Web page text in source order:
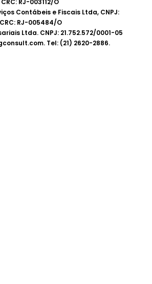
RJ-003112/O
Contábeis e Fiscais Ltda, CNPJ:
RJ-005484/O
Ltda. CNPJ: 21.752.572/0001-05
Tel: (21) 2620-2886.